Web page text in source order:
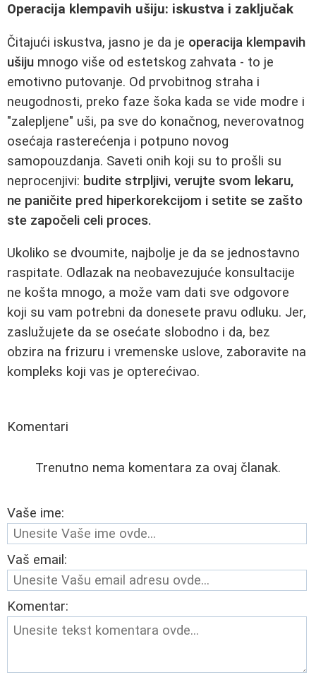
Operacija klempavih ušiju: iskustva i zaključak
Čitajući iskustva, jasno je da je operacija klempavih
ušiju mnogo više od estetskog zahvata - to je
emotivno putovanje. Od prvobitnog straha i
neugodnosti, preko faze šoka kada se vide modre i
"zalepljene" uši, pa sve do konačnog, neverovatnog
osećaja rasterećenja i potpuno novog
samopouzdanja. Saveti onih koji su to prošli su
neprocenjivi: budite strpljivi, verujte svom lekaru,
ne paničite pred hiperkorekcijom i setite se zašto
ste započeli celi proces.
Ukoliko se dvoumite, najbolje je da se jednostavno
raspitate. Odlazak na neobavezujuće konsultacije
ne košta mnogo, a može vam dati sve odgovore
koji su vam potrebni da donesete pravu odluku. Jer,
zaslužujete da se osećate slobodno i da, bez
obzira na frizuru i vremenske uslove, zaboravite na
kompleks koji vas je opterećivao.
Komentari
Trenutno nema komentara za ovaj članak.
Vaše ime:
Vaš email:
Komentar: